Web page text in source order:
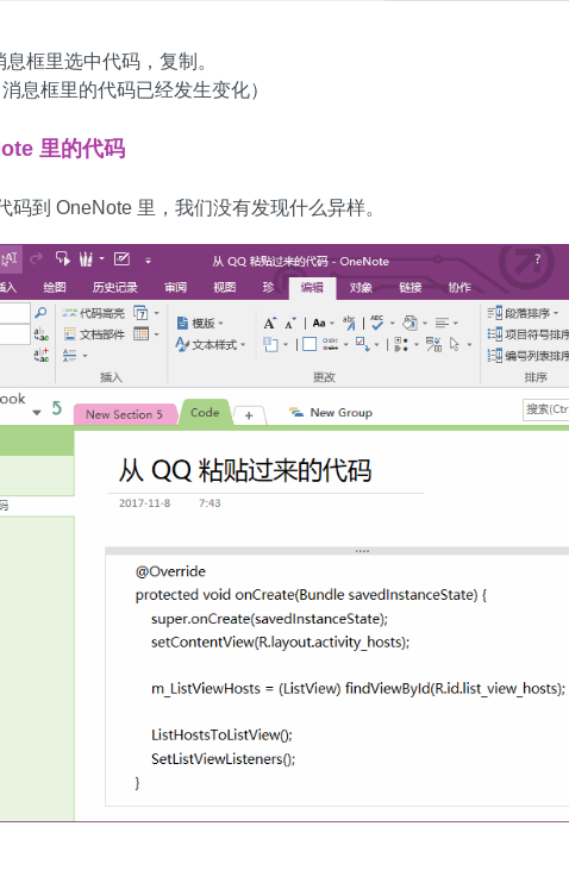
框里选中代码，复制。
消息框里的代码已经发生变化）
里的代码
码到 OneNote 里，我们没有发现什么异样。